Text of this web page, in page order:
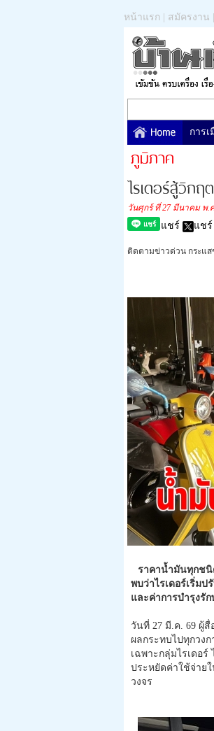
หน้าแรก สมัครงาน
การเ
ภูมิภาค
ไรเดอร์สู้วิก
วันศุกร์ ที่ 27 มีนาคม พ.ศ
แชร์ แชร์
ติดตามข่าวด่วน กระแส
ราคาน้ำมันทุกชนิ
พบว่าไรเดอร์เริ่ม
และค่าการบำรุงรัก
วันที่ 27 มี.ค. 69 ผู้
ผลกระทบไปทุกวง
เฉพาะกลุ่มไรเดอ
ประหยัดค่าใช้จ่าย
วงจร